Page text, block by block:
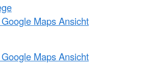
Maps Ansicht
Maps Ansicht